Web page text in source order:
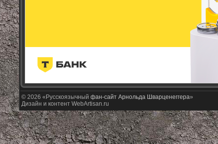
© 2026 «Русскоязычный фан-сайт Арнольда Шварценеггера»
Дизайн и контент WebArtisan.ru